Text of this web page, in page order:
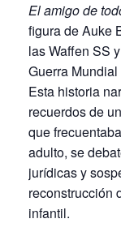
El amigo de
figura de Auke
las Waffen SS
Guerra
Esta historia
recuerdos de
que
adulto, se
jurídicas y
reconstrucción
infantil.